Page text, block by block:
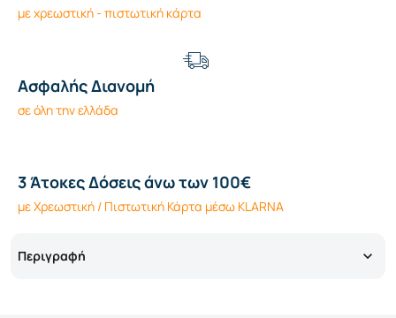
με χρεωστική - πιστωτική κάρτα
Ασφαλής Διανομή
σε όλη την ελλάδα
3 Άτοκες Δόσεις άνω των 100€
με Χρεωστική / Πιστωτική Κάρτα μέσω KLARNA
Περιγραφή